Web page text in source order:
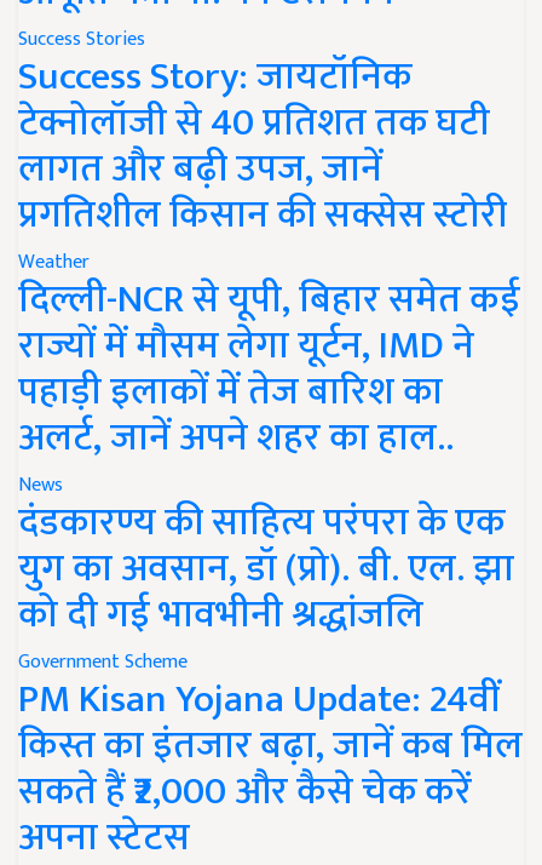
Success Stories
Success Story: जायटॉनिक
टेक्नोलॉजी से 40 प्रतिशत तक घटी
लागत और बढ़ी उपज, जानें
प्रगतिशील किसान की सक्सेस स्टोरी
Weather
दिल्ली-NCR से यूपी, बिहार समेत कई
राज्यों में मौसम लेगा यूर्टन, IMD ने
पहाड़ी इलाकों में तेज बारिश का
अलर्ट, जानें अपने शहर का हाल..
News
दंडकारण्य की साहित्य परंपरा के एक
युग का अवसान, डॉ (प्रो). बी. एल. झा
को दी गई भावभीनी श्रद्धांजलि
Government Scheme
PM Kisan Yojana Update: 24वीं
किस्त का इंतजार बढ़ा, जानें कब मिल
सकते हैं ₹2,000 और कैसे चेक करें
अपना स्टेटस